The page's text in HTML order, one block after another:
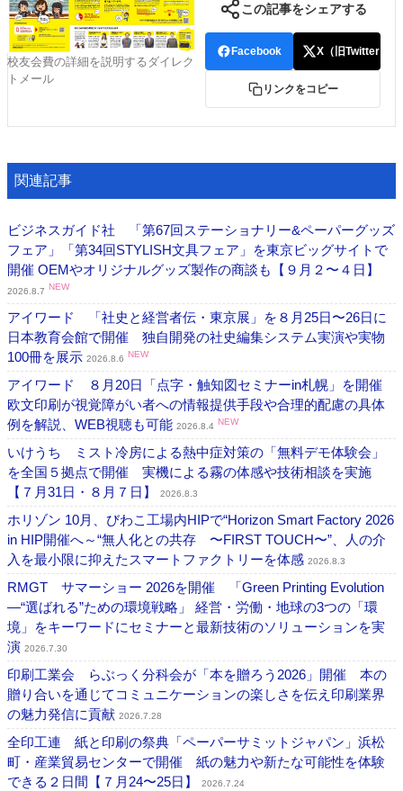
特集・デジタル印刷 ～ 新成長軌道を描く
案内
発刊案内
お問い合わせ
校友会費の詳細を説明するダイレク
トメール
この記事をシェアする
Facebook X（旧Twitter）
リンクをコピー
関連記事
ビジネスガイド社 「第67回ステーショナリー&ペーパーグッズ
フェア」「第34回STYLISH文具フェア」を東京ビッグサイトで
開催 OEMやオリジナルグッズ製作の商談も【９月２〜４日】
2026.8.7 NEW
アイワード 「社史と経営者伝・東京展」を８月25日〜26日に
日本教育会館で開催 独自開発の社史編集システム実演や実物
100冊を展示 2026.8.6 NEW
アイワード ８月20日「点字・触知図セミナーin札幌」を開催
欧文印刷が視覚障がい者への情報提供手段や合理的配慮の具体
例を解説、WEB視聴も可能 2026.8.4 NEW
いけうち ミスト冷房による熱中症対策の「無料デモ体験会」
を全国５拠点で開催 実機による霧の体感や技術相談を実施
【７月31日・８月７日】
2026.8.3
ホリゾン 10月、びわこ工場内HIPで“Horizon Smart Factory 2026
in HIP開催へ～“無人化との共存 〜FIRST TOUCH〜”、人の介
入を最小限に抑えたスマートファクトリーを体感 2026.8.3
RMGT サマーショー 2026を開催 「Green Printing Evolution
―“選ばれる”ための環境戦略」 経営・労働・地球の3つの「環
境」をキーワードにセミナーと最新技術のソリューションを実
演 2026.7.30
印刷工業会 らぶっく分科会が「本を贈ろう2026」開催 本の
贈り合いを通じてコミュニケーションの楽しさを伝え印刷業界
の魅力発信に貢献 2026.7.28
全印工連 紙と印刷の祭典「ペーパーサミットジャパン」浜松
町・産業貿易センターで開催 紙の魅力や新たな可能性を体験
できる２日間【７月24〜25日】
2026.7.24